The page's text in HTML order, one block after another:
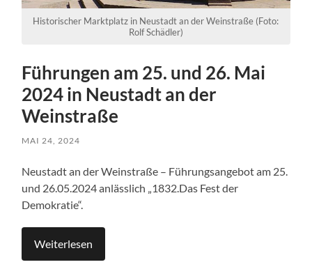
Historischer Marktplatz in Neustadt an der Weinstraße (Foto:
Rolf Schädler)
Führungen am 25. und 26. Mai
2024 in Neustadt an der
Weinstraße
MAI 24, 2024
Neustadt an der Weinstraße – Führungsangebot am 25.
und 26.05.2024 anlässlich „1832.Das Fest der
Demokratie“.
Weiterlesen